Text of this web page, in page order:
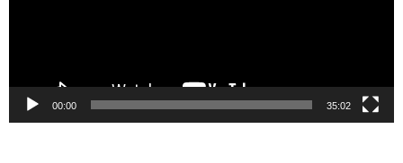
00:00 35:02